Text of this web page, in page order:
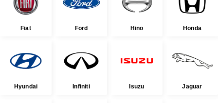
Fiat Ford Hino Honda
Hyundai Infiniti Isuzu Jaguar